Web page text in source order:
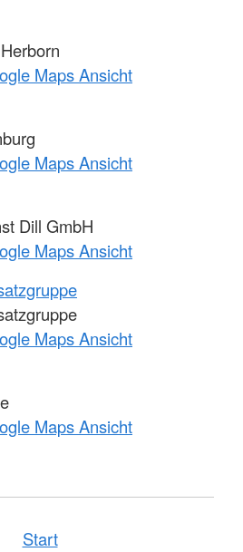
Maps Ansicht
Maps Ansicht
Dill GmbH
Maps Ansicht
Maps Ansicht
Maps Ansicht
Start